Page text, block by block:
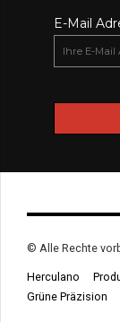
E-Mail
© Alle Rechte
Herculano
Grüne Präzision